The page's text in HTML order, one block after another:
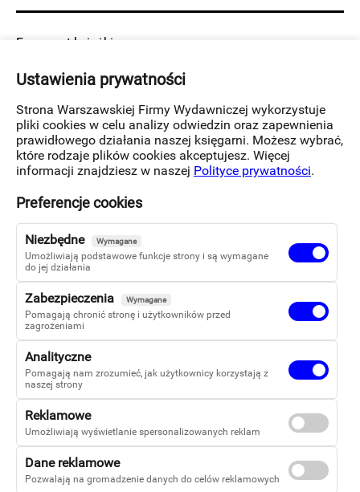
Fragment książki:
Terapia jest jak zbliżanie się do Hadesu, do
Maksymiliana była konfrontowaniem się z prawdą
o sobie, płaszczyznami, z których chciał uciec,
i wewnętrznymi postaciami, przed którymi pragnął
się skryć. Choć jednak zakłócała jego aktualny
komfort, niekiedy niebezpiecznie wkraczając
w zakazane obszary, w rzeczywistości sprzyjała
potrzebom jądra jego jestestwa.
Łukasz Kaczmarek, A. M. Opera, fragment
Ustawienia prywatności
Strona Warszawskiej Firmy Wydawniczej wykorzystuje
pliki cookies w celu analizy odwiedzin oraz zapewnienia
prawidłowego działania naszej księgarni. Możesz wybrać,
które rodzaje plików cookies akceptujesz. Więcej
informacji znajdziesz w naszej Polityce prywatności.
Preferencje cookies
Niezbędne Wymagane
Umożliwiają podstawowe funkcje strony i są wymagane
do jej działania
Zabezpieczenia Wymagane
Pomagają chronić stronę i użytkowników przed
zagrożeniami
Analityczne
Pomagają nam zrozumieć, jak użytkownicy korzystają z
naszej strony
Reklamowe
Umożliwiają wyświetlanie spersonalizowanych reklam
Dane reklamowe
Pozwalają na gromadzenie danych do celów reklamowych